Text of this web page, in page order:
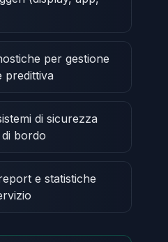
per gestione
predittiva
di sicurezza
bordo
e statistiche